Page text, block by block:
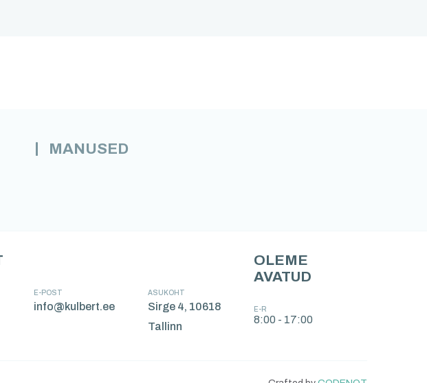
MANUSED
E-POST
info@kulbert.ee
ASUKOHT
Sirge 4, 10618
Tallinn
OLEME
AVATUD
E-R
8:00 - 17:00